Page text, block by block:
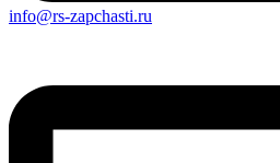
info@rs-zapchasti.ru